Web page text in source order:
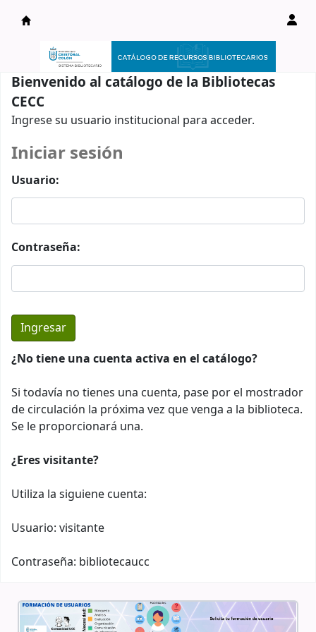
Catálogo en línea
Bienvenido al catálogo de la Bibliotecas
CECC
Ingrese su usuario institucional para acceder.
Iniciar sesión
Usuario:
Contraseña:
¿No tiene una cuenta activa en el catálogo?
Si todavía no tienes una cuenta, pase por el mostrador
de circulación la próxima vez que venga a la biblioteca.
Se le proporcionará una.
¿Eres visitante?
Utiliza la siguiene cuenta:
Usuario: visitante
Contraseña: bibliotecaucc